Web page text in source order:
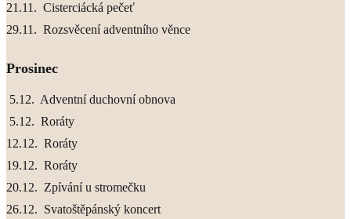
21.11. Cisterciácká pečeť
29.11. Rozsvěcení adventního věnce
Prosinec
5.12. Adventní duchovní obnova
5.12. Roráty
12.12. Roráty
19.12. Roráty
20.12. Zpívání u stromečku
26.12. Svatoštěpánský koncert